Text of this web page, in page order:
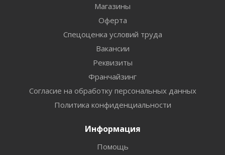
Магазины
Оферта
Спецоценка условий труда
Вакансии
Реквизиты
Франчайзинг
Согласие на обработку персональных данных
Политика конфиденциальности
Информация
Помощь